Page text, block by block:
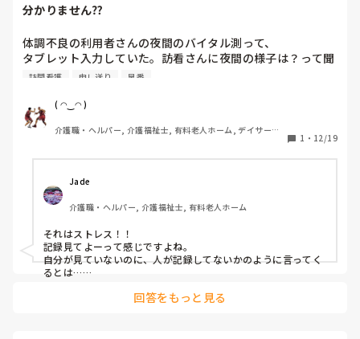
分かりません⁇
体調不良の利用者さんの夜間のバイタル測って、
タブレット入力していた。訪看さんに夜間の様子は？って聞
かれた日勤者が適当に答えたのか知らないけど、
らないですが、夜間のバイタルは測った方が良いです。と謎
のLINEを送る日勤者。
いつもなら気にしないけど、流石に早番にも日勤にもきちん
と申し送りしたし、バイタルはタブレットに入ってるはずで
すけど確認してないんですか？夜間の様子だって入力してる
んですけどって詰めました。
早番も日勤も申し送り聞くつもりないのか、初めから聞いて
ないのか知らないけど、訪看に対して失礼じゃないの？施設
訪問看護 申し送り 早番
( ◠‿◠ )
介護職・ヘルパー, 介護福祉士, 有料老人ホーム, デイサービ
1 ・ 12/19
Jade
介護職・ヘルパー, 介護福祉士, 有料老人ホーム
それはストレス！！
記録見てよーって感じですよね。
自分が見ていないのに、人が記録してないかのように言ってく
るとは…
福祉業界、そういう事務作業系？苦手な人、ダメな人多い気が
回答をもっと見る